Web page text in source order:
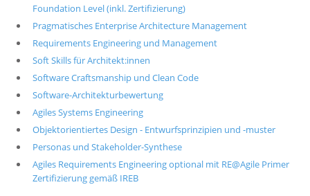
Foundation Level (inkl. Zertifizierung)
Pragmatisches Enterprise Architecture Management
Requirements Engineering und Management
Soft Skills für Architekt:innen
Software Craftsmanship und Clean Code
Software-Architekturbewertung
Agiles Systems Engineering
Objektorientiertes Design - Entwurfsprinzipien und -muster
Personas und Stakeholder-Synthese
Agiles Requirements Engineering optional mit RE@Agile Primer
Zertifizierung gemäß IREB